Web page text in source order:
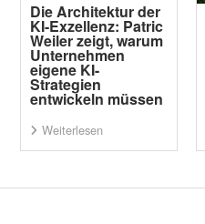
Die Architektur der
KI-Exzellenz: Patric
Weiler zeigt, warum
Unternehmen
eigene KI-
Strategien
entwickeln müssen
Weiterlesen